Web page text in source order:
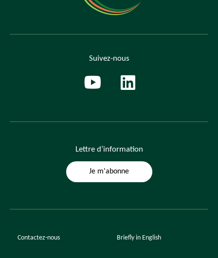
Suivez-nous
Lettre d’information
Je m'abonne
Contactez-nous Briefly in English